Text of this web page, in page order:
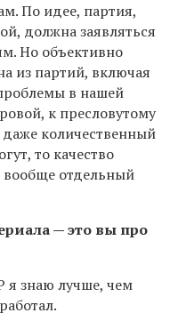
По идее, партия,
должна заявляться
Но объективно
из партий, включая
в нашей
к пресловутому
количественный
то качество
вообще отдельный
— это вы про
я знаю лучше, чем